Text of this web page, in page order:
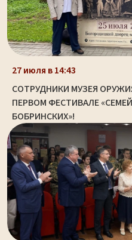
27 июля в 14:43
СОТРУДНИКИ МУЗЕЯ
ПЕРВОМ ФЕСТИВАЛЕ
БОБРИНСКИХ»!